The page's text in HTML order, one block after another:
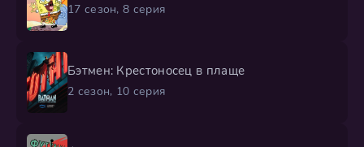
17 сезон, 8 серия
Бэтмен: Крестоносец в плаще
2 сезон, 10 серия